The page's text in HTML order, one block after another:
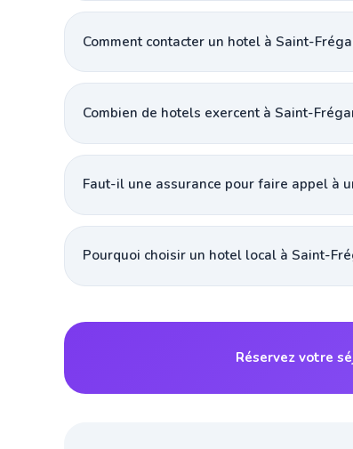
Comment contacter un hotel à Saint-
Combien de hotels exercent à Saint-
Faut-il une assurance pour faire appel à
Pourquoi choisir un hotel local à Saint-
Réservez votre